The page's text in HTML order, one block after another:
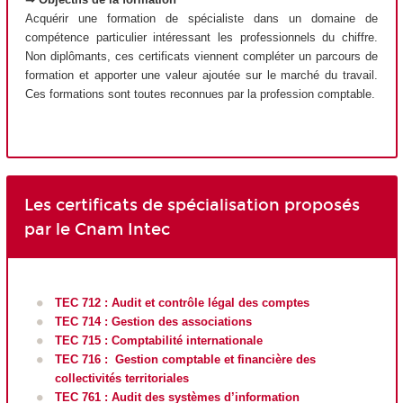
Acquérir une formation de spécialiste dans un domaine de
compétence particulier intéressant les professionnels du chiffre.
Non diplômants, ces certificats viennent compléter un parcours de
formation et apporter une valeur ajoutée sur le marché du travail.
Ces formations sont toutes reconnues par la profession comptable.
Les certificats de spécialisation proposés
par le Cnam Intec
TEC 712 : Audit et contrôle légal des comptes
TEC 714 : Gestion des associations
TEC 715 : Comptabilité internationale
TEC 716 : Gestion comptable et financière des
collectivités territoriales
TEC 761 : Audit des systèmes d’information